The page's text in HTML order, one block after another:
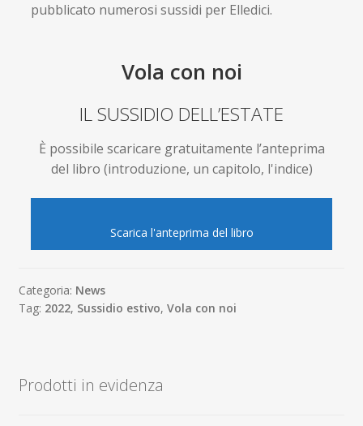
pubblicato numerosi sussidi per Elledici.
Vola con noi
IL SUSSIDIO DELL’ESTATE
È possibile scaricare gratuitamente l’anteprima
del libro (introduzione, un capitolo, l'indice)
Scarica l'anteprima del libro
Categoria: News
Tag: 2022, Sussidio estivo, Vola con noi
Prodotti in evidenza